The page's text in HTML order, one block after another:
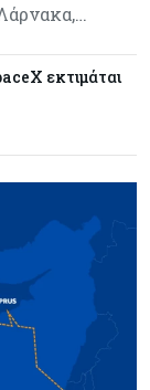
05-08-2026
στα
για το
05-08-2026
το νέο
νομίσματος
εκτιμάται